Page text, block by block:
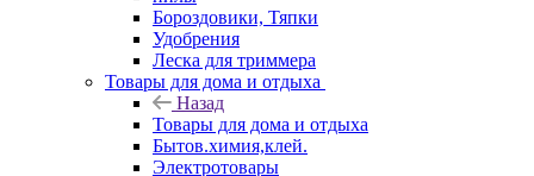
Бороздовики, Тяпки
Удобрения
Леска для триммера
Товары для дома и отдыха
Назад
Товары для дома и отдыха
Бытов.химия,клей.
Электротовары